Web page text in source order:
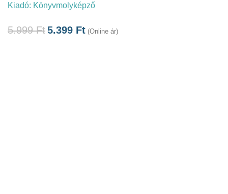
Kiadó: Könyvmolyképző
5.999Ft5.399 Ft (Online ár)